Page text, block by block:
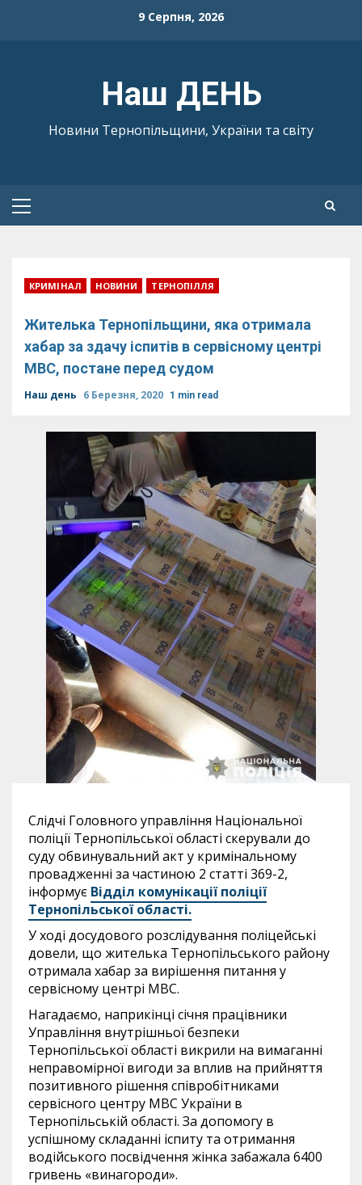
9 Серпня, 2026
Наш ДЕНЬ
Новини Тернопільщини, України та світу
Primary
КРИМІНАЛ НОВИНИ ТЕРНОПІЛЛЯ
Жителька Тернопільщини, яка отримала
хабар за здачу іспитів в сервісному центрі
МВС, постане перед судом
Наш день 6 Березня, 2020 1 min read
Слідчі Головного управління Національної
поліції Тернопільської області скерували до
суду обвинувальний акт у кримінальному
провадженні за частиною 2 статті 369-2,
інформує Відділ комунікації поліції
Тернопільської області.
У ході досудового розслідування поліцейські
довели, що жителька Тернопільського району
отримала хабар за вирішення питання у
сервісному центрі МВС.
Нагадаємо, наприкінці січня працівники
Управління внутрішньої безпеки
Тернопільської області викрили на вимаганні
неправомірної вигоди за вплив на прийняття
позитивного рішення співробітниками
сервісного центру МВС України в
Тернопільській області. За допомогу в
успішному складанні іспиту та отримання
водійського посвідчення жінка забажала 6400
гривень «винагороди».